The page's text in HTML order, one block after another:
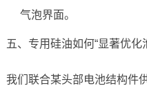
气泡界面。
五、专用硅油如何“显著优
我们联合某头部电池结构件